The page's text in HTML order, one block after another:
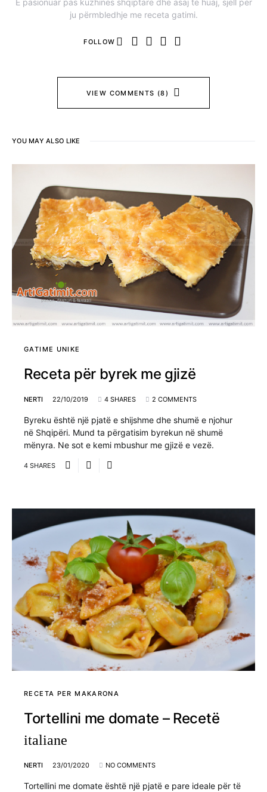
E pasionuar pas kuzhines shqiptare dhe asaj te huaj, sjell për
ju përmbledhje me receta gatimi.
FOLLOW
VIEW COMMENTS (8)
YOU MAY ALSO LIKE
GATIME UNIKE
Receta për byrek me gjizë
NERTI 22/10/2019 4 SHARES 2 COMMENTS
Byreku është një pjatë e shijshme dhe shumë e njohur
në Shqipëri. Mund ta përgatisim byrekun në shumë
mënyra. Ne sot e kemi mbushur me gjizë e vezë.
4 SHARES
RECETA PER MAKARONA
Tortellini me domate – Recetë
italiane
NERTI 23/01/2020 NO COMMENTS
Tortellini me domate është një pjatë e pare ideale për të